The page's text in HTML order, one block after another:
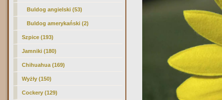
Buldog angielski (53)
Buldog amerykański (2)
Szpice (193)
Jamniki (180)
Chihuahua (169)
Wyżły (150)
Cockery (129)